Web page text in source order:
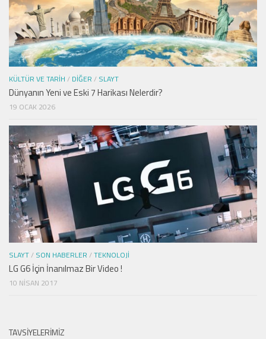
KÜLTÜR VE TARIH / DIĞER / SLAYT
Dünyanın Yeni ve Eski 7 Harikası Nelerdir?
19 OCAK 2026
SLAYT/ SON HABERLER /TEKNOLOJI
LG G6 İçin İnanılmaz Bir Video !
10 NISAN 2017
TAVSIYELERIMIZ